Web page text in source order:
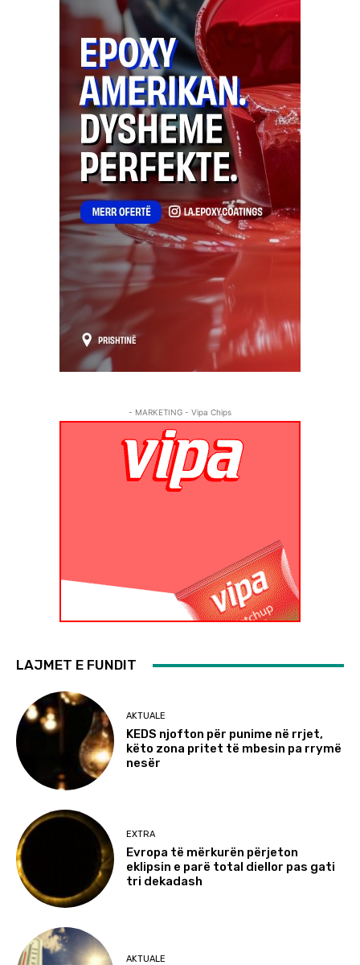
- MARKETING - Vipa Chips
LAJMET E FUNDIT
AKTUALE
KEDS njofton për punime në rrjet,
këto zona pritet të mbesin pa rrymë
nesër
EXTRA
Evropa të mërkurën përjeton
eklipsin e parë total diellor pas gati
tri dekadash
AKTUALE